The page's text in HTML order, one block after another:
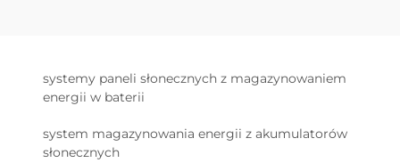
systemy paneli słonecznych z magazynowaniem
energii w baterii
system magazynowania energii z akumulatorów
słonecznych